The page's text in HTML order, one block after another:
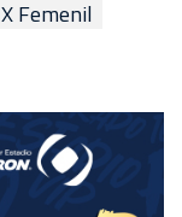
Femenil